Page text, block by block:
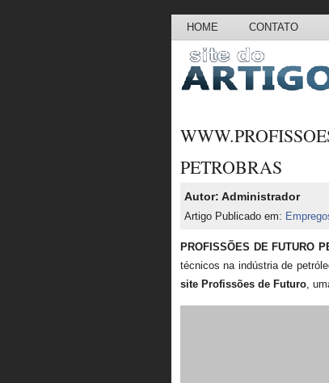
HOME CONTATO
PETROBRAS
Autor: Administrador
Artigo Publicado em:
PROFISSÕES DE FUTURO
técnicos na indústria de
site Profissões de Futuro,